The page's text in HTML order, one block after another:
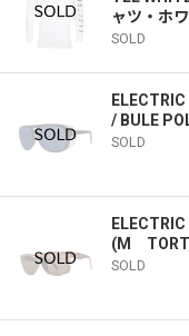
ャツ・ホワ
SOLD
/ BULE
SOLD
(M TORT
SOLD